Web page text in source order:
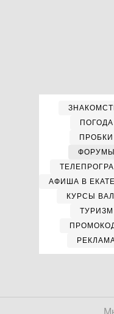
ФОРУМЫ
АФИША В
КУРСЫ